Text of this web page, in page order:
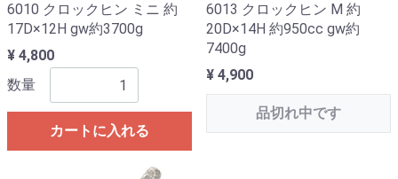
6010 クロックヒン ミニ 約
17D×12H gw約3700g
¥ 4,800
数量
カートに入れる
6013 クロックヒン M 約
20D×14H 約950cc gw約
7400g
¥ 4,900
品切れ中です